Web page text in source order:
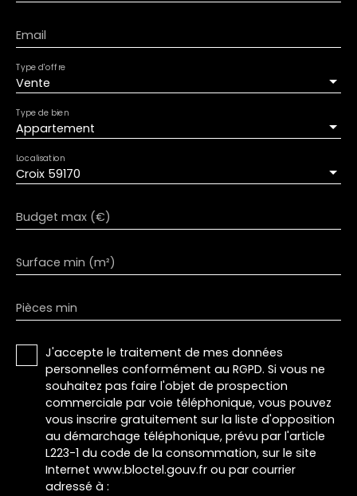
Email
Vente
Type d'offre
Appartement
Type de bien
Croix 59170
Localisation
Budget max (€)
Surface min (m²)
Pièces min
J'accepte le traitement de mes données
personnelles conformément au RGPD. Si vous ne
souhaitez pas faire l'objet de prospection
commerciale par voie téléphonique, vous pouvez
vous inscrire gratuitement sur la liste d'opposition
au démarchage téléphonique, prévu par l'article
L223-1 du code de la consommation, sur le site
Internet www.bloctel.gouv.fr ou par courrier
adressé à :